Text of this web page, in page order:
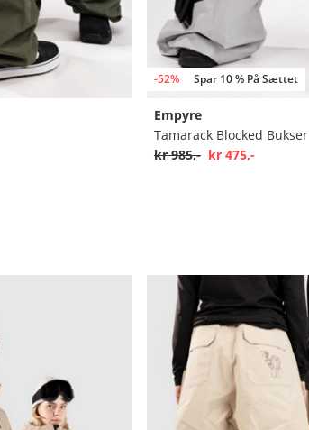
-52% Spar 10 % På Sættet
Empyre
Tamarack Blocked Bukser
kr 985,- kr 475,-